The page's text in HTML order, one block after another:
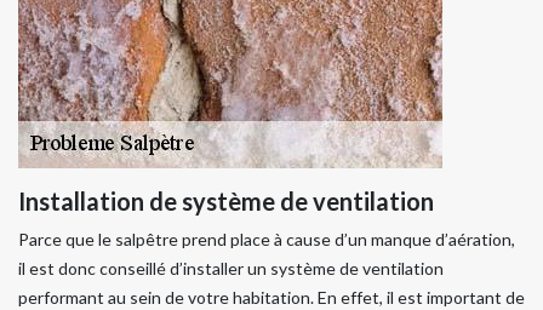
Installation de système de ventilation
Parce que le salpêtre prend place à cause d’un manque d’aération,
il est donc conseillé d’installer un système de ventilation
performant au sein de votre habitation. En effet, il est important de